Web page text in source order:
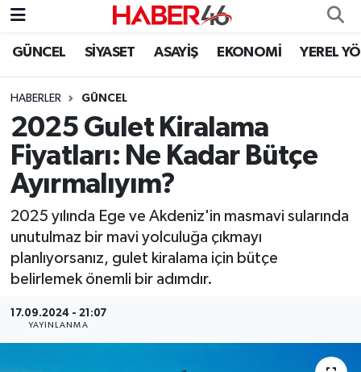
GÜNCEL SİYASET ASAYİŞ EKONOMİ YEREL
HABERLER GÜNCEL
2025 Gulet Kiralama
Fiyatları: Ne Kadar Bütçe
Ayırmalıyım?
2025 yılında Ege ve Akdeniz'in masmavi sularında
unutulmaz bir mavi yolculuğa çıkmayı
planlıyorsanız, gulet kiralama için bütçe
belirlemek önemli bir adımdır.
17.09.2024 - 21:07
YAYINLANMA
GÜNCEL
SİYASET
EKONOMİ
SPOR
YAŞAM
TEKNOLOJİ
SAĞLIK
Nöbetçi Eczaneler
Hava Durumu
Kahramanmaraş Namaz Vakitleri
Trafik Durumu
Süper Lig Puan Durumu ve Fikstür
Tüm Manşetler
Son Dakika Haberleri